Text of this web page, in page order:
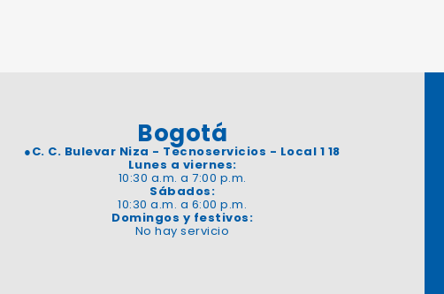
Bogotá
●C. C. Bulevar Niza - Tecnoservicios - Local 1 18
Lunes a viernes:
10:30 a.m. a 7:00 p.m.
Sábados:
10:30 a.m. a 6:00 p.m.
Domingos y festivos:
No hay servicio